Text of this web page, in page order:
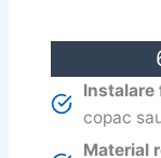
Instalare
copac
Material